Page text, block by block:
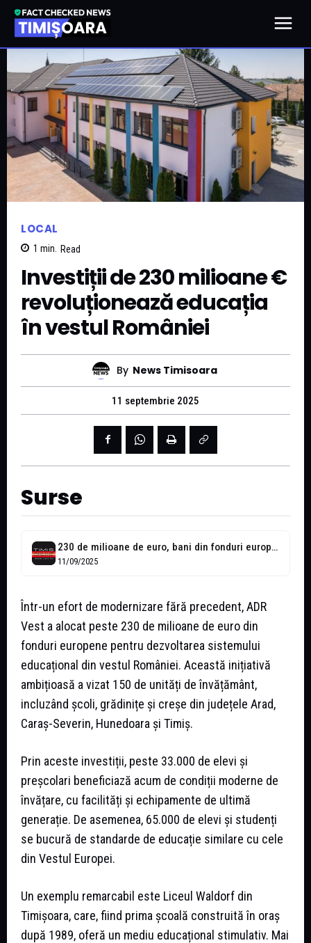
LOCAL
1 min. Read
Investiții de 230 milioane €
revoluționează educația
în vestul României
By News Timisoara
11 septembrie 2025
Surse
230 de milioane de euro, bani din fonduri europene administrați de ADR...
11/09/2025
Într-un efort de modernizare fără precedent, ADR
Vest a alocat peste 230 de milioane de euro din
fonduri europene pentru dezvoltarea sistemului
educațional din vestul României. Această inițiativă
ambițioasă a vizat 150 de unități de învățământ,
incluzând școli, grădinițe și creșe din județele Arad,
Caraș-Severin, Hunedoara și Timiș.
Prin aceste investiții, peste 33.000 de elevi și
preșcolari beneficiază acum de condiții moderne de
învățare, cu facilități și echipamente de ultimă
generație. De asemenea, 65.000 de elevi și studenți
se bucură de standarde de educație similare cu cele
din Vestul Europei.
Un exemplu remarcabil este Liceul Waldorf din
Timișoara, care, fiind prima școală construită în oraș
după 1989, oferă un mediu educațional stimulativ. Mai